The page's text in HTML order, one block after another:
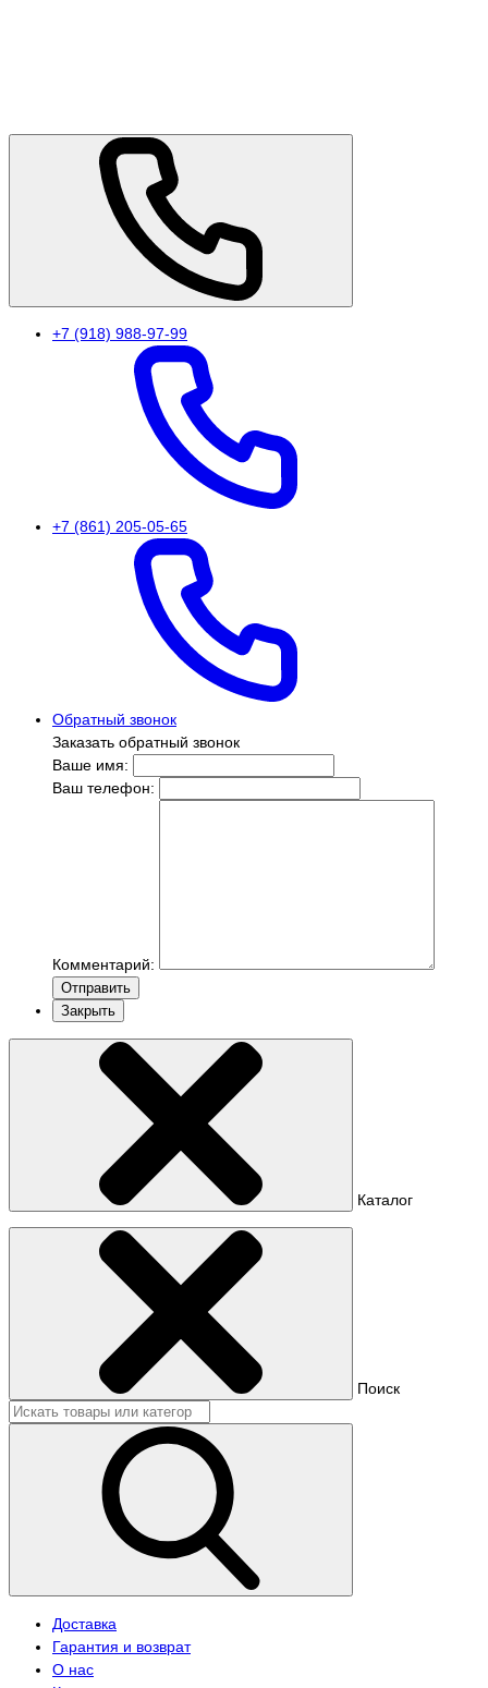
+7 (918) 988-97-99
+7 (861) 205-05-65
Обратный звонок
Заказать обратный звонок
Ваше имя:
Ваш телефон:
Комментарий:
Отправить
Закрыть
Каталог
Поиск
Доставка
Гарантия и возврат
О нас